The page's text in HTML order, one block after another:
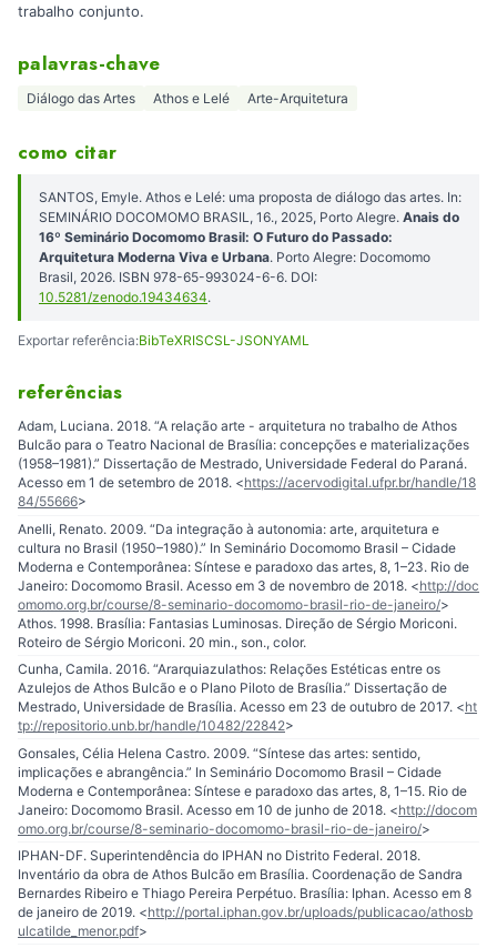
trabalho conjunto.
palavras-chave
Diálogo das Artes Athos e Lelé Arte-Arquitetura
como citar
SANTOS, Emyle. Athos e Lelé: uma proposta de diálogo das artes. In:
SEMINÁRIO DOCOMOMO BRASIL, 16., 2025, Porto Alegre. Anais do
16º Seminário Docomomo Brasil: O Futuro do Passado:
Arquitetura Moderna Viva e Urbana. Porto Alegre: Docomomo
Brasil, 2026. ISBN 978-65-993024-6-6. DOI:
10.5281/zenodo.19434634.
Exportar referência:BibTeXRISCSL-JSONYAML
referências
Adam, Luciana. 2018. “A relação arte - arquitetura no trabalho de Athos
Bulcão para o Teatro Nacional de Brasília: concepções e materializações
(1958–1981).” Dissertação de Mestrado, Universidade Federal do Paraná.
Acesso em 1 de setembro de 2018. <https://acervodigital.ufpr.br/handle/18
84/55666>
Anelli, Renato. 2009. “Da integração à autonomia: arte, arquitetura e
cultura no Brasil (1950–1980).” In Seminário Docomomo Brasil – Cidade
Moderna e Contemporânea: Síntese e paradoxo das artes, 8, 1–23. Rio de
Janeiro: Docomomo Brasil. Acesso em 3 de novembro de 2018. <http://doc
omomo.org.br/course/8-seminario-docomomo-brasil-rio-de-janeiro/>
Athos. 1998. Brasília: Fantasias Luminosas. Direção de Sérgio Moriconi.
Roteiro de Sérgio Moriconi. 20 min., son., color.
Cunha, Camila. 2016. “Ararquiazulathos: Relações Estéticas entre os
Azulejos de Athos Bulcão e o Plano Piloto de Brasília.” Dissertação de
Mestrado, Universidade de Brasília. Acesso em 23 de outubro de 2017. <ht
tp://repositorio.unb.br/handle/10482/22842>
Gonsales, Célia Helena Castro. 2009. “Síntese das artes: sentido,
implicações e abrangência.” In Seminário Docomomo Brasil – Cidade
Moderna e Contemporânea: Síntese e paradoxo das artes, 8, 1–15. Rio de
Janeiro: Docomomo Brasil. Acesso em 10 de junho de 2018. <http://docom
omo.org.br/course/8-seminario-docomomo-brasil-rio-de-janeiro/>
IPHAN-DF. Superintendência do IPHAN no Distrito Federal. 2018.
Inventário da obra de Athos Bulcão em Brasília. Coordenação de Sandra
Bernardes Ribeiro e Thiago Pereira Perpétuo. Brasília: Iphan. Acesso em 8
de janeiro de 2019. <http://portal.iphan.gov.br/uploads/publicacao/athosb
ulcatilde_menor.pdf>